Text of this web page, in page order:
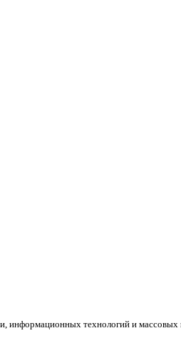
информационных технологий и